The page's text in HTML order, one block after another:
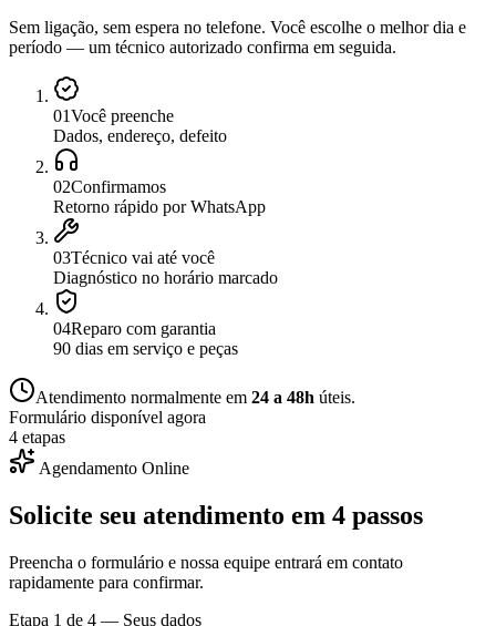
Sem ligação, sem espera no telefone. Você escolhe o melhor dia e
período — um técnico autorizado confirma em seguida.
01Você preenche
Dados, endereço, defeito
02Confirmamos
Retorno rápido por WhatsApp
03Técnico vai até você
Diagnóstico no horário marcado
04Reparo com garantia
90 dias em serviço e peças
Atendimento normalmente em 24 a 48h úteis.
Formulário disponível agora
4 etapas
Agendamento Online
Solicite seu atendimento em 4 passos
Preencha o formulário e nossa equipe entrará em contato
rapidamente para confirmar.
Etapa 1 de 4 — Seus dados